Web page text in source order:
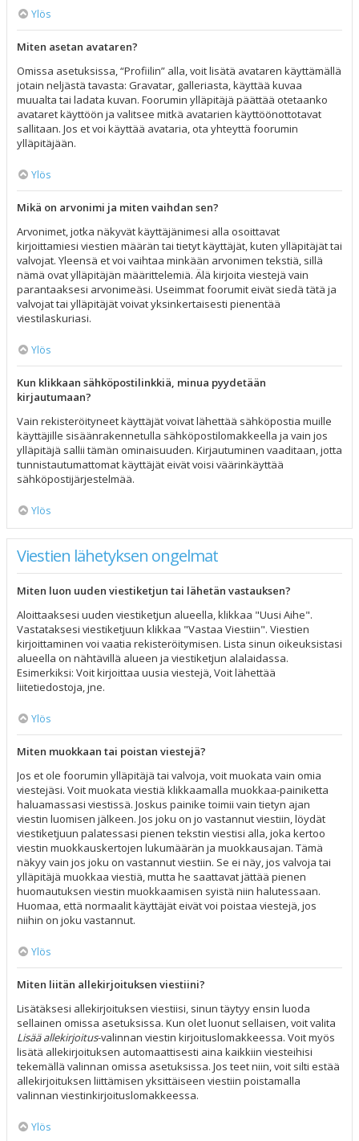
Ylös
Miten asetan avataren?
Omissa asetuksissa, “Profiilin” alla, voit lisätä avataren käyttämällä
jotain neljästä tavasta: Gravatar, galleriasta, käyttää kuvaa
muualta tai ladata kuvan. Foorumin ylläpitäjä päättää otetaanko
avataret käyttöön ja valitsee mitkä avatarien käyttöönottotavat
sallitaan. Jos et voi käyttää avataria, ota yhteyttä foorumin
ylläpitäjään.
Ylös
Mikä on arvonimi ja miten vaihdan sen?
Arvonimet, jotka näkyvät käyttäjänimesi alla osoittavat
kirjoittamiesi viestien määrän tai tietyt käyttäjät, kuten ylläpitäjät tai
valvojat. Yleensä et voi vaihtaa minkään arvonimen tekstiä, sillä
nämä ovat ylläpitäjän määrittelemiä. Älä kirjoita viestejä vain
parantaaksesi arvonimeäsi. Useimmat foorumit eivät siedä tätä ja
valvojat tai ylläpitäjät voivat yksinkertaisesti pienentää
viestilaskuriasi.
Ylös
Kun klikkaan sähköpostilinkkiä, minua pyydetään
kirjautumaan?
Vain rekisteröityneet käyttäjät voivat lähettää sähköpostia muille
käyttäjille sisäänrakennetulla sähköpostilomakkeella ja vain jos
ylläpitäjä sallii tämän ominaisuuden. Kirjautuminen vaaditaan, jotta
tunnistautumattomat käyttäjät eivät voisi väärinkäyttää
sähköpostijärjestelmää.
Ylös
Viestien lähetyksen ongelmat
Miten luon uuden viestiketjun tai lähetän vastauksen?
Aloittaaksesi uuden viestiketjun alueella, klikkaa "Uusi Aihe".
Vastataksesi viestiketjuun klikkaa "Vastaa Viestiin". Viestien
kirjoittaminen voi vaatia rekisteröitymisen. Lista sinun oikeuksistasi
alueella on nähtävillä alueen ja viestiketjun alalaidassa.
Esimerkiksi: Voit kirjoittaa uusia viestejä, Voit lähettää
liitetiedostoja, jne.
Ylös
Miten muokkaan tai poistan viestejä?
Jos et ole foorumin ylläpitäjä tai valvoja, voit muokata vain omia
viestejäsi. Voit muokata viestiä klikkaamalla muokkaa-painiketta
haluamassasi viestissä. Joskus painike toimii vain tietyn ajan
viestin luomisen jälkeen. Jos joku on jo vastannut viestiin, löydät
viestiketjuun palatessasi pienen tekstin viestisi alla, joka kertoo
viestin muokkauskertojen lukumäärän ja muokkausajan. Tämä
näkyy vain jos joku on vastannut viestiin. Se ei näy, jos valvoja tai
ylläpitäjä muokkaa viestiä, mutta he saattavat jättää pienen
huomautuksen viestin muokkaamisen syistä niin halutessaan.
Huomaa, että normaalit käyttäjät eivät voi poistaa viestejä, jos
niihin on joku vastannut.
Ylös
Miten liitän allekirjoituksen viestiini?
Lisätäksesi allekirjoituksen viestiisi, sinun täytyy ensin luoda
sellainen omissa asetuksissa. Kun olet luonut sellaisen, voit valita
Lisää allekirjoitus-valinnan viestin kirjoituslomakkeessa. Voit myös
lisätä allekirjoituksen automaattisesti aina kaikkiin viesteihisi
tekemällä valinnan omissa asetuksissa. Jos teet niin, voit silti estää
allekirjoituksen liittämisen yksittäiseen viestiin poistamalla
valinnan viestinkirjoituslomakkeessa.
Ylös